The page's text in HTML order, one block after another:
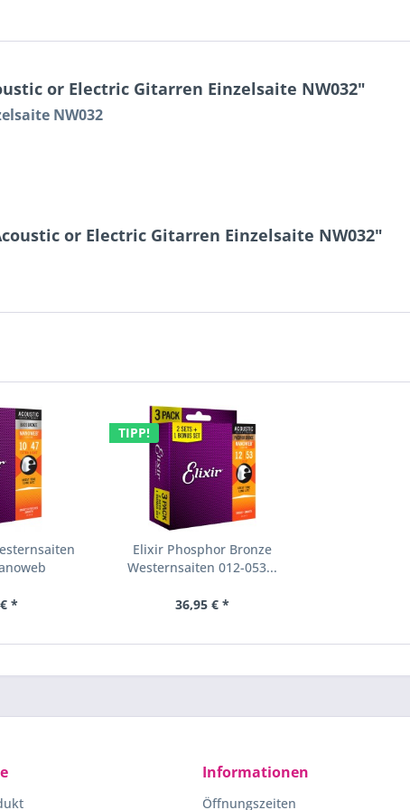
or Electric Gitarren Einzelsaite NW032"
NW032
or Electric Gitarren Einzelsaite NW032"
*
TIPP!
Elixir Phosphor Bronze
Westernsaiten 012-053...
36,95 € *
Informationen
Öffnungszeiten